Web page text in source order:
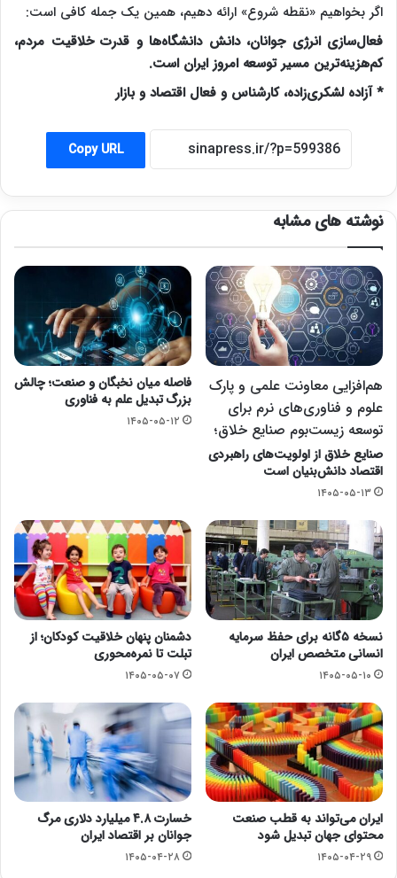
اگر بخواهیم «نقطه شروع» ارائه دهیم، همین یک جمله کافی است:
فعال‌سازی انرژی جوانان، دانش دانشگاه‌ها و قدرت خلاقیت مردم،
کم‌هزینه‌ترین مسیر توسعه امروز ایران است.
* آزاده لشکری‌زاده، کارشناس و فعال اقتصاد و بازار
Copy URL
نوشته های مشابه
هم‌افزایی معاونت علمی و پارک
علوم و فناوری‌های نرم برای
توسعه زیست‌بوم صنایع خلاق؛
صنایع خلاق از اولویت‌های راهبردی
اقتصاد دانش‌بنیان است
۱۴۰۵-۰۵-۱۳
فاصله میان نخبگان و صنعت؛ چالش
بزرگ تبدیل علم به فناوری
۱۴۰۵-۰۵-۱۲
نسخه ۵گانه برای حفظ سرمایه
انسانی متخصص ایران
۱۴۰۵-۰۵-۱۰
دشمنان پنهان خلاقیت کودکان؛ از
تبلت تا نمره‌محوری
۱۴۰۵-۰۵-۰۷
ایران می‌تواند به قطب صنعت
محتوای جهان تبدیل شود
۱۴۰۵-۰۴-۲۹
خسارت ۴.۸ میلیارد دلاری مرگ‌
جوانان بر اقتصاد ایران
۱۴۰۵-۰۴-۲۸